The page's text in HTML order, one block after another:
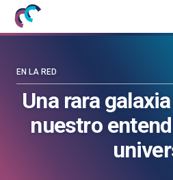
Mujeres
con
Cultura
blog
Cultura
Una rara
nuestro
EN LA RED